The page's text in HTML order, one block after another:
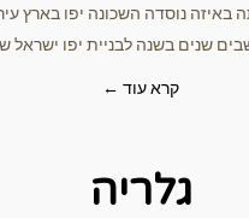
השכונה יפו בארץ עיריית,
בשנה לבניית יפו ישראל שוכנים.
קרא עוד ←
גלריה